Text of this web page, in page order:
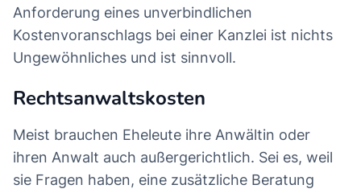
Anforderung eines unverbindlichen
Kostenvoranschlags bei einer Kanzlei ist nichts
Ungewöhnliches und ist sinnvoll.
Rechtsanwaltskosten
Meist brauchen Eheleute ihre Anwältin oder
ihren Anwalt auch außergerichtlich. Sei es, weil
sie Fragen haben, eine zusätzliche Beratung